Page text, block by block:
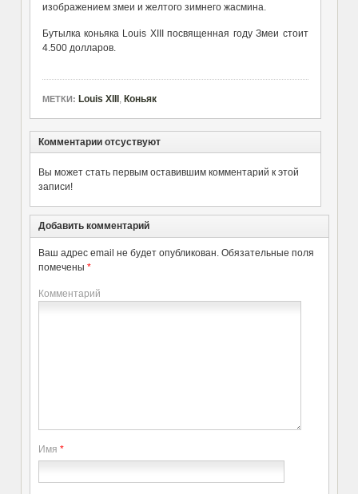
изображением змеи и желтого зимнего жасмина.
Бутылка коньяка Louis XIII посвященная году Змеи стоит
4.500 долларов.
МЕТКИ: Louis XIII , Коньяк
Комментарии отсуствуют
Вы может стать первым оставившим комментарий к этой
записи!
Добавить комментарий
Ваш адрес email не будет опубликован. Обязательные поля
помечены *
Комментарий
Имя *